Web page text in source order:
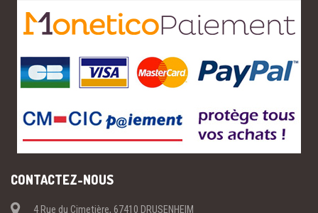
CONTACTEZ-NOUS
4 Rue du Cimetière, 67410 DRUSENHEIM